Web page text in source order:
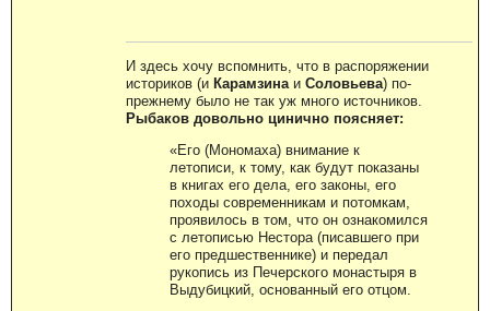
И здесь хочу вспомнить, что в распоряжении
историков (и Карамзина и Соловьева) по-
прежнему было не так уж много источников.
Рыбаков довольно цинично поясняет:
«Его (Мономаха) внимание к
летописи, к тому, как будут показаны
в книгах его дела, его законы, его
походы современникам и потомкам,
проявилось в том, что он ознакомился
с летописью Нестора (писавшего при
его предшественнике) и передал
рукопись из Печерского монастыря в
Выдубицкий, основанный его отцом.